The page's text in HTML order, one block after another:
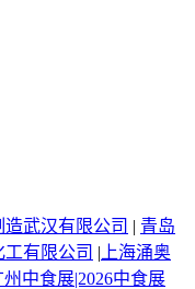
武汉有限公司 | 青岛
有限公司 | 上海涌奥
州中食展|2026中食展